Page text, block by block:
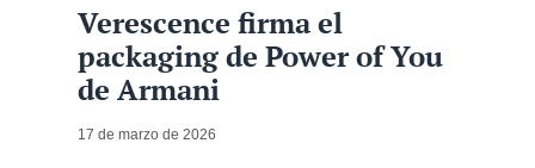
Verescence firma el
packaging de Power of You
de Armani
17 de marzo de 2026